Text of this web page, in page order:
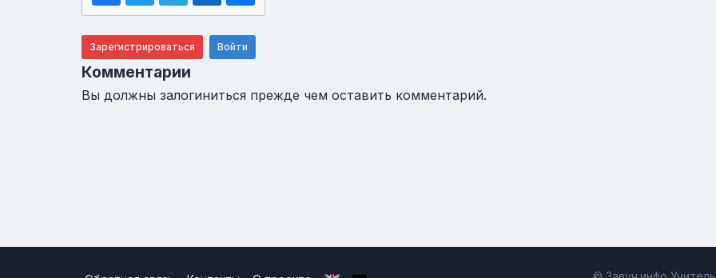
Зарегистрироваться Войти
Комментарии
Вы должны залогиниться прежде чем оставить комментарий.